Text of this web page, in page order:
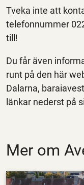
Tveka inte att
telefonnummer
till!
Du får även
runt på den här
Dalarna,
länkar nederst på
Mer om